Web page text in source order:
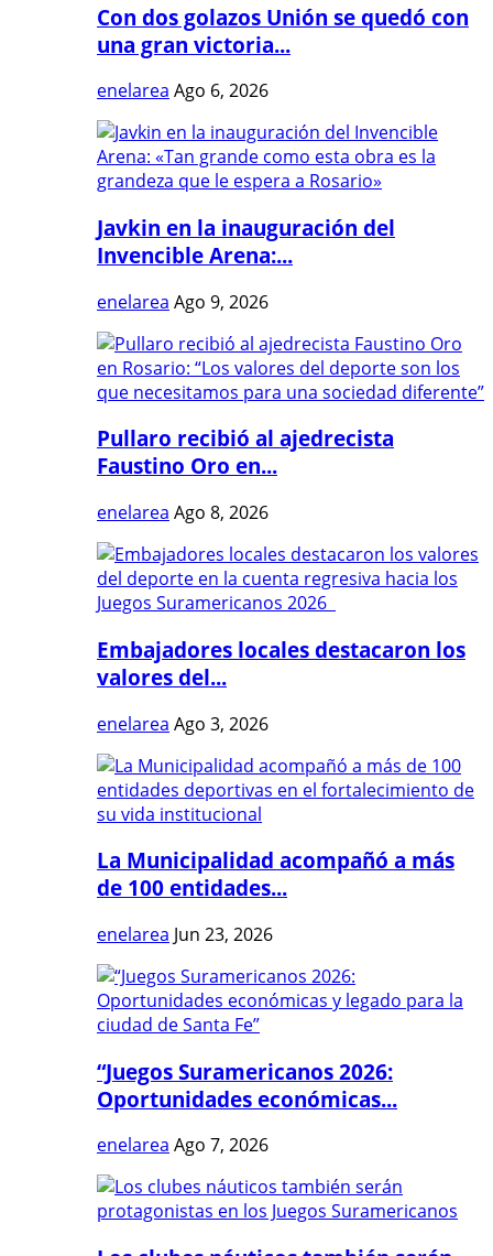
Con dos golazos Unión se quedó con
una gran victoria...
enelarea Ago 6, 2026
Javkin en la inauguración del
Invencible Arena:...
enelarea Ago 9, 2026
Pullaro recibió al ajedrecista
Faustino Oro en...
enelarea Ago 8, 2026
Embajadores locales destacaron los
valores del...
enelarea Ago 3, 2026
La Municipalidad acompañó a más
de 100 entidades...
enelarea Jun 23, 2026
“Juegos Suramericanos 2026:
Oportunidades económicas...
enelarea Ago 7, 2026